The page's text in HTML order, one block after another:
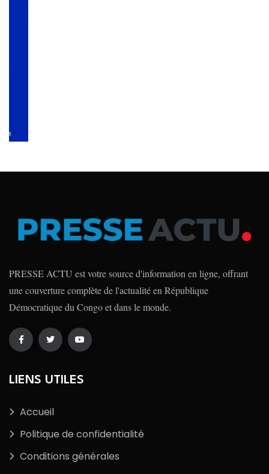
PRESSE ACTU est votre source d'information en ligne, offrant
une couverture complète de l'actualité en République
Démocratique du Congo et dans le monde.
LIENS UTILES
Accueil
Politique de confidentialité
Conditions générales